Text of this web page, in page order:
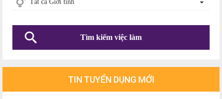
Tất cả Giới tính
Tìm kiếm việc làm
TIN TUYỂN DỤNG MỚI